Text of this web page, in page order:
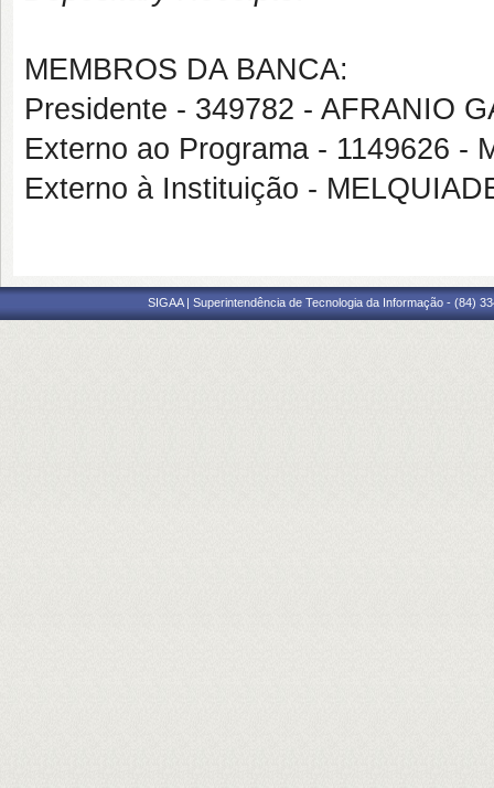
MEMBROS DA BANCA:
Presidente - 349782 - AFRANIO
Externo ao Programa - 1149626 -
Externo à Instituição -
SIGAA | Superintendência de Tecnologia da Informação - (84)